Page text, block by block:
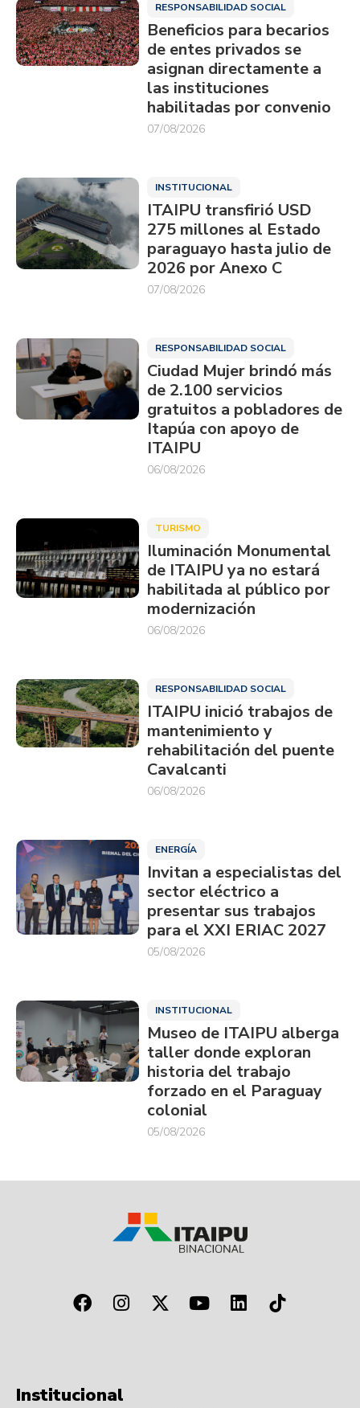
RESPONSABILIDAD SOCIAL
Beneficios para becarios
de entes privados se
asignan directamente a
las instituciones
habilitadas por convenio
07/08/2026
INSTITUCIONAL
ITAIPU transfirió USD
275 millones al Estado
paraguayo hasta julio de
2026 por Anexo C
07/08/2026
RESPONSABILIDAD SOCIAL
Ciudad Mujer brindó más
de 2.100 servicios
gratuitos a pobladores de
Itapúa con apoyo de
ITAIPU
06/08/2026
TURISMO
Iluminación Monumental
de ITAIPU ya no estará
habilitada al público por
modernización
06/08/2026
RESPONSABILIDAD SOCIAL
ITAIPU inició trabajos de
mantenimiento y
rehabilitación del puente
Cavalcanti
06/08/2026
ENERGÍA
Invitan a especialistas del
sector eléctrico a
presentar sus trabajos
para el XXI ERIAC 2027
05/08/2026
INSTITUCIONAL
Museo de ITAIPU alberga
taller donde exploran
historia del trabajo
forzado en el Paraguay
colonial
05/08/2026
Institucional